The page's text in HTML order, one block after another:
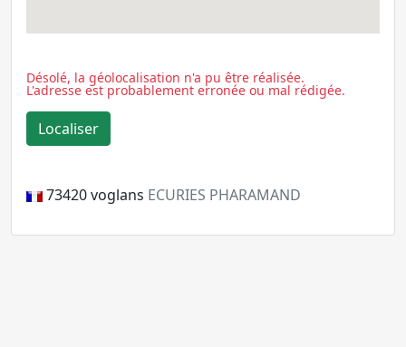
Désolé, la géolocalisation n'a pu être réalisée.
L'adresse est probablement erronée ou mal rédigée.
73420voglans ECURIES PHARAMAND